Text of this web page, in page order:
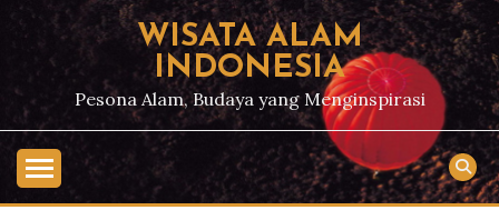
Skip
content
WISATA ALAM
INDONESIA
Pesona Alam, Budaya yang Menginspirasi